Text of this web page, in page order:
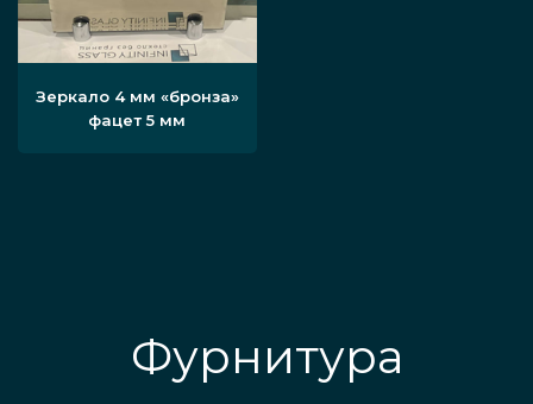
Зеркало 4 мм «бронза»
фацет 5 мм
Фурнитура